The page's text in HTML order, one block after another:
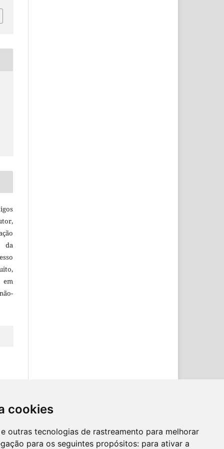
cookies
outras tecnologias de rastreamento para melhorar
para os seguintes propósitos: para ativar a
da